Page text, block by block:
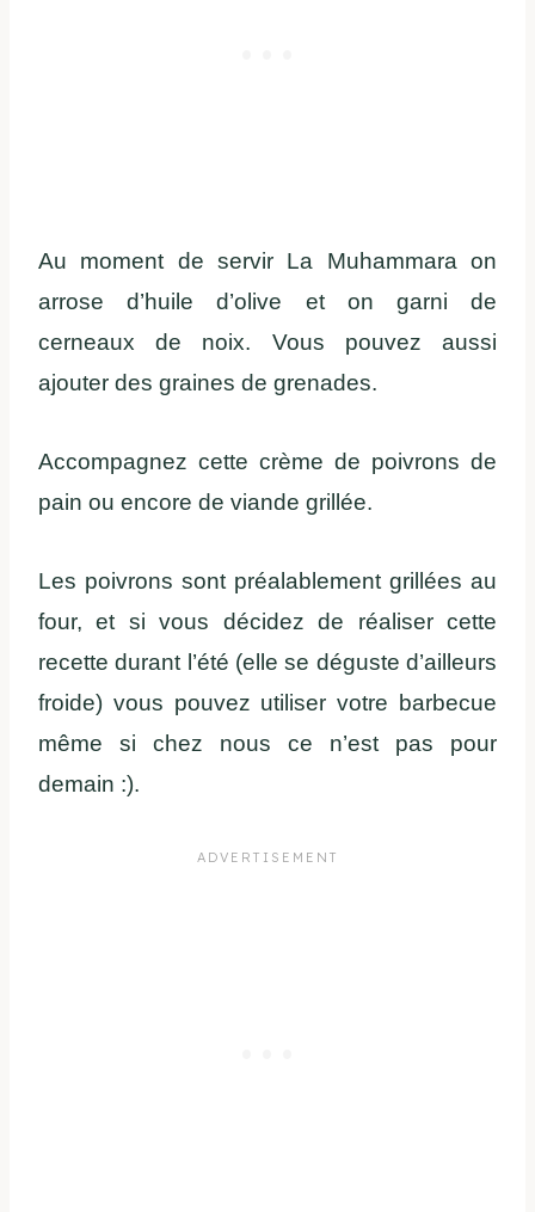
Au moment de servir La Muhammara on
arrose d’huile d’olive et on garni de
cerneaux de noix. Vous pouvez aussi
ajouter des graines de grenades.
Accompagnez cette crème de poivrons de
pain ou encore de viande grillée.
Les poivrons sont préalablement grillées au
four, et si vous décidez de réaliser cette
recette durant l’été (elle se déguste d’ailleurs
froide) vous pouvez utiliser votre barbecue
même si chez nous ce n’est pas pour
demain :).